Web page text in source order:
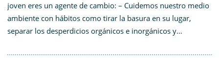
joven eres un agente de cambio: – Cuidemos nuestro medio
ambiente con hábitos como tirar la basura en su lugar,
separar los desperdicios orgánicos e inorgánicos y…